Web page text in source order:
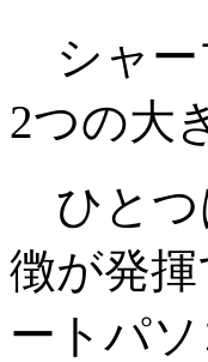
シャー
2つの大
ひとつ
徴が発
ートパ